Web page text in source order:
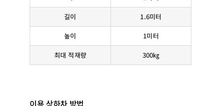
길이 1.6미터
높이 1미터
최대 적재량 300㎏
이용 상하차 방법